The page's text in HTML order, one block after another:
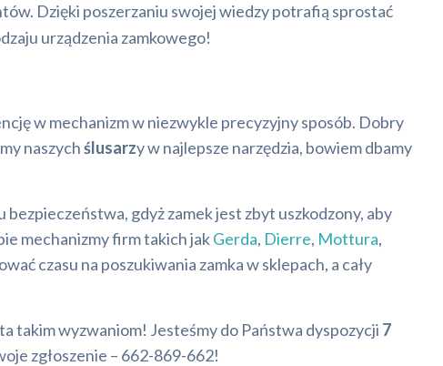
Dzięki poszerzaniu swojej wiedzy potrafią sprostać
urządzenia zamkowego!
w mechanizm w niezwykle precyzyjny sposób. Dobry
naszychślusarzy w najlepsze narzędzia, bowiem dbamy
gdyż zamek jest zbyt uszkodzony, aby
mechanizmy firm takich jakGerda, Dierre, Mottura,
czasu na poszukiwania zamka w sklepach, a cały
takim wyzwaniom! Jesteśmy do Państwa dyspozycji 7
zgłoszenie – 662-869-662!